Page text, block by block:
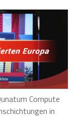
Compute
in